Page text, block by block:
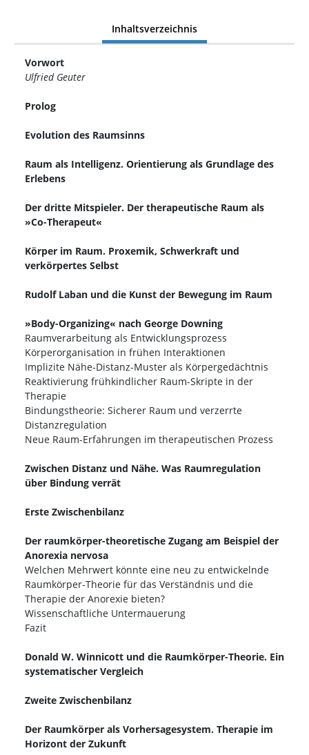
Inhaltsverzeichnis
Vorwort
Ulfried Geuter
Prolog
Evolution des Raumsinns
Raum als Intelligenz. Orientierung als Grundlage des
Erlebens
Der dritte Mitspieler. Der therapeutische Raum als
»Co-Therapeut«
Körper im Raum. Proxemik, Schwerkraft und
verkörpertes Selbst
Rudolf Laban und die Kunst der Bewegung im Raum
»Body-Organizing« nach George Downing
Raumverarbeitung als Entwicklungsprozess
Körperorganisation in frühen Interaktionen
Implizite Nähe-Distanz-Muster als Körpergedächtnis
Reaktivierung frühkindlicher Raum-Skripte in der
Therapie
Bindungstheorie: Sicherer Raum und verzerrte
Distanzregulation
Neue Raum-Erfahrungen im therapeutischen Prozess
Zwischen Distanz und Nähe. Was Raumregulation
über Bindung verrät
Erste Zwischenbilanz
Der raumkörper-theoretische Zugang am Beispiel der
Anorexia nervosa
Welchen Mehrwert könnte eine neu zu entwickelnde
Raumkörper-Theorie für das Verständnis und die
Therapie der Anorexie bieten?
Wissenschaftliche Untermauerung
Fazit
Donald W. Winnicott und die Raumkörper-Theorie. Ein
systematischer Vergleich
Zweite Zwischenbilanz
Der Raumkörper als Vorhersagesystem. Therapie im
Horizont der Zukunft